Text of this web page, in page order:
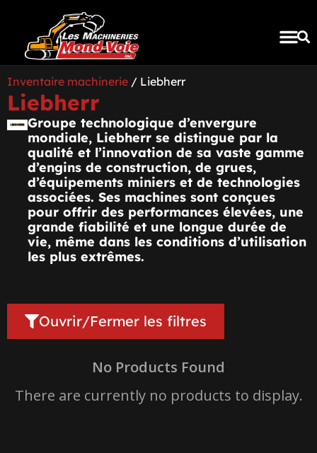
Inventaire machinerie / Liebherr
Liebherr
Groupe technologique d’envergure
mondiale, Liebherr se distingue par la
qualité et l’innovation de sa vaste gamme
d’engins de construction, de grues,
d’équipements miniers et de technologies
associées. Ses machines sont conçues
pour offrir des performances élevées, une
grande fiabilité et une longue durée de
vie, même dans les conditions d’utilisation
les plus extrêmes.
Ouvrir/Fermer les filtres
No Products Found
There are currently no products to display.